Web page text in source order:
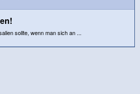
sollte, wenn man sich an ...